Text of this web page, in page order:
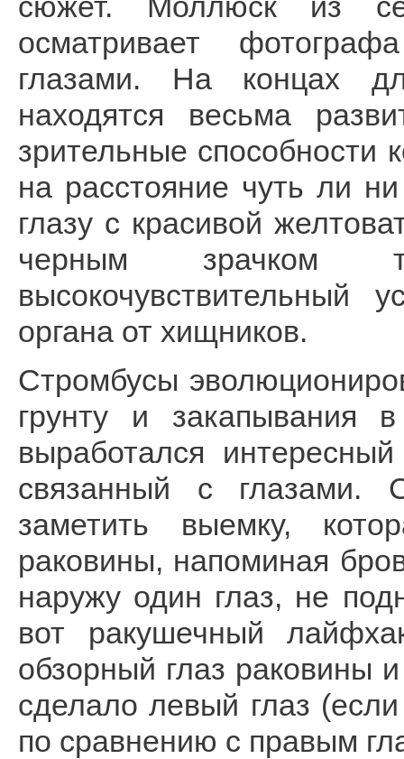
осматривает
глазами. На концах
находятся весьма
зрительные способности
на расстояние чуть ли
глазу с красивой
черным зрачком
высокочувствительный
органа от хищников.
Стромбусы
грунту и закапывания
выработался
связанный с глазами.
заметить выемку,
раковины, напоминая
наружу один глаз, не
вот ракушечный
обзорный глаз раковины
сделало левый глаз
по сравнению с правым